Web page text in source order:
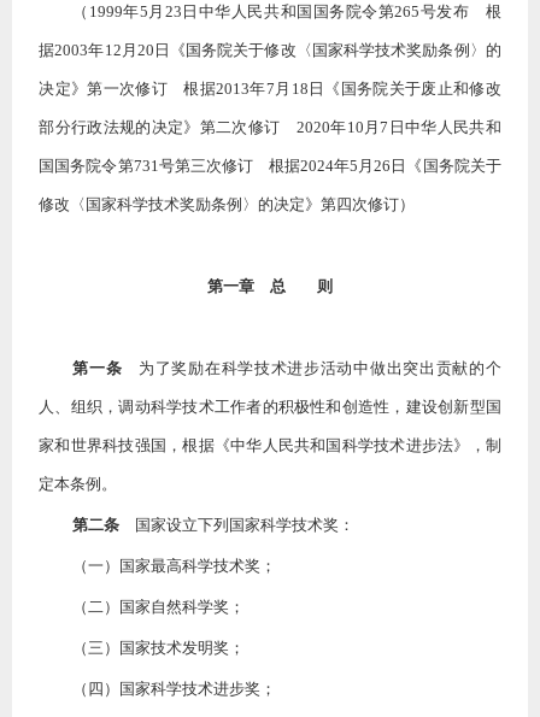
（ 1999年5月23日中华人民共和国国务院令第265号发布 根
据2003年12月20日《国务院关于修改〈国家科学技术奖励条例〉的
决定》第一次修订 根据2013年7月18日《国务院关于废止和修改
部分行政法规的决定》第二次修订 2020年10月7日中华人民共和
国国务院令第731号第三次修订 根据2024年5月26日《国务院关于
修改〈国家科学技术奖励条例〉的决定》第四次修订）
第一章 总 则
第一条 为了奖励在科学技术进步活动中做出突出贡献的个
人、组织，调动科学技术工作者的积极性和创造性，建设创新型国
家和世界科技强国，根据《中华人民共和国科学技术进步法》，制
定本条例。
第二条 国家设立下列国家科学技术奖：
（一）国家最高科学技术奖；
（二）国家自然科学奖；
（三）国家技术发明奖；
（四）国家科学技术进步奖；